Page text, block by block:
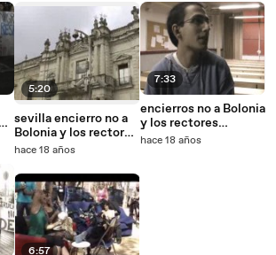
5:20
sevilla encierro no a
Bolonia y los rectores
avestruz
hace 18 años
6:57
7:33
encierros no a Bolonia
y los rectores
avestruz
hace 18 años